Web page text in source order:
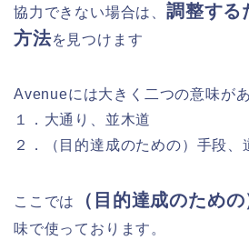
協力できない場合は、 調整する
方法を見つけます
Avenueには大きく二つの意味があ
１．大通り、並木道
２．
（目的達成のための）手段、
ここでは （目的達成のため
味で使っております。